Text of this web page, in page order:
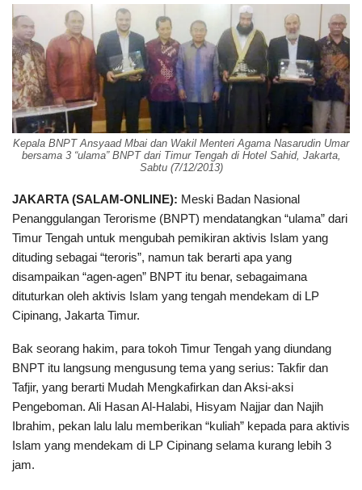
Kepala BNPT Ansyaad Mbai dan Wakil Menteri Agama Nasarudin Umar
bersama 3 “ulama” BNPT dari Timur Tengah di Hotel Sahid, Jakarta,
Sabtu (7/12/2013)
JAKARTA (SALAM-ONLINE): Meski Badan Nasional
Penanggulangan Terorisme (BNPT) mendatangkan “ulama” dari
Timur Tengah untuk mengubah pemikiran aktivis Islam yang
dituding sebagai “teroris”, namun tak berarti apa yang
disampaikan “agen-agen” BNPT itu benar, sebagaimana
dituturkan oleh aktivis Islam yang tengah mendekam di LP
Cipinang, Jakarta Timur.
Bak seorang hakim, para tokoh Timur Tengah yang diundang
BNPT itu langsung mengusung tema yang serius: Takfir dan
Tafjir, yang berarti Mudah Mengkafirkan dan Aksi-aksi
Pengeboman. Ali Hasan Al-Halabi, Hisyam Najjar dan Najih
Ibrahim, pekan lalu lalu memberikan “kuliah” kepada para aktivis
Islam yang mendekam di LP Cipinang selama kurang lebih 3
jam.